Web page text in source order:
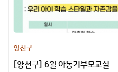
양천구
[양천구] 6월 아동기부모교실